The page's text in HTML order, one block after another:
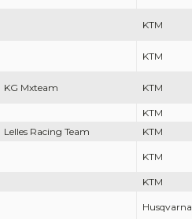
KTM
KTM
KG Mxteam KTM
KTM
Lelles Racing Team KTM
KTM
KTM
Husqvarna